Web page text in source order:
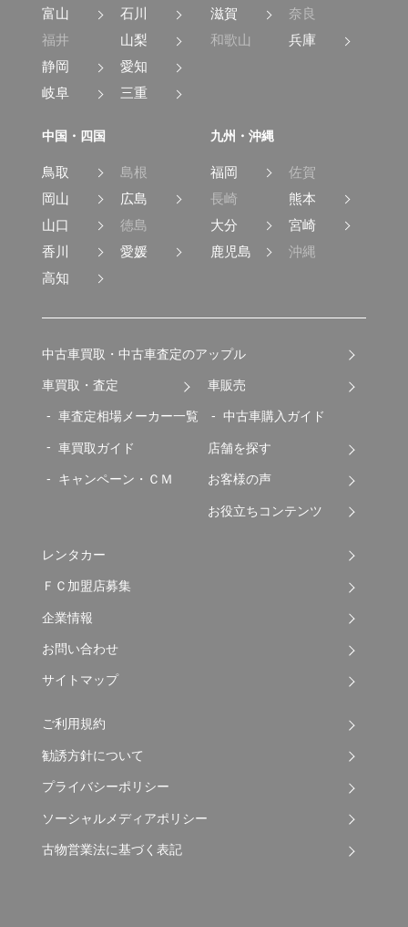
富山
石川
福井
山梨
静岡
愛知
岐阜
三重
滋賀
奈良
和歌山
兵庫
中国・四国
鳥取
島根
岡山
広島
山口
徳島
香川
愛媛
高知
九州・沖縄
福岡
佐賀
長崎
熊本
大分
宮崎
鹿児島
沖縄
中古車買取・中古車査定のアップル
車買取・査定
車査定相場メーカー一覧
車買取ガイド
キャンペーン・ＣＭ
車販売
中古車購入ガイド
店舗を探す
お客様の声
お役立ちコンテンツ
レンタカー
ＦＣ加盟店募集
企業情報
お問い合わせ
サイトマップ
ご利用規約
勧誘方針について
プライバシーポリシー
ソーシャルメディアポリシー
古物営業法に基づく表記